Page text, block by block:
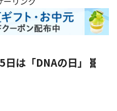
は「DNAの日」🧬